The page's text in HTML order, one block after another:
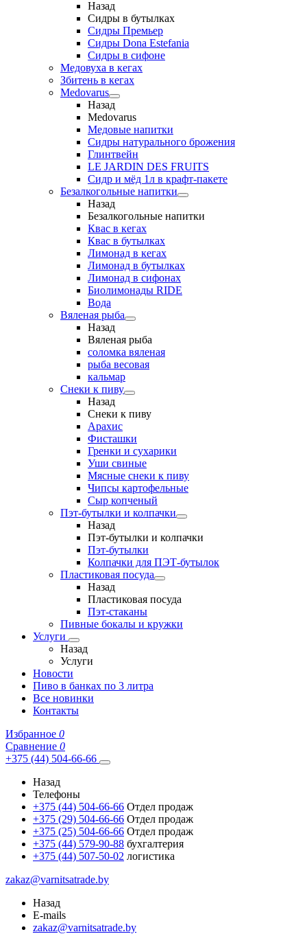
Назад
Сидры в бутылках
Сидры Премьер
Сидры Dona Estefania
Сидры в сифоне
Медовуха в кегах
Збитень в кегах
Medovarus
Назад
Medovarus
Медовые напитки
Сидры натурального брожения
Глинтвейн
LE JARDIN DES FRUITS
Сидр и мёд 1л в крафт-пакете
Безалкогольные напитки
Назад
Безалкогольные напитки
Квас в кегах
Квас в бутылках
Лимонад в кегах
Лимонад в бутылках
Лимонад в сифонах
Биолимонады RIDE
Вода
Вяленая рыба
Назад
Вяленая рыба
соломка вяленая
рыба весовая
кальмар
Снеки к пиву
Назад
Снеки к пиву
Арахис
Фисташки
Гренки и сухарики
Уши свиные
Мясные снеки к пиву
Чипсы картофельные
Сыр копченый
Пэт-бутылки и колпачки
Назад
Пэт-бутылки и колпачки
Пэт-бутылки
Колпачки для ПЭТ-бутылок
Пластиковая посуда
Назад
Пластиковая посуда
Пэт-стаканы
Пивные бокалы и кружки
Услуги
Назад
Услуги
Новости
Пиво в банках по 3 литра
Все новинки
Контакты
Избранное 0
Сравнение 0
+375 (44) 504-66-66
Назад
Телефоны
+375 (44) 504-66-66 Отдел продаж
+375 (29) 504-66-66 Отдел продаж
+375 (25) 504-66-66 Отдел продаж
+375 (44) 579-90-88 бухгалтерия
+375 (44) 507-50-02 логистика
zakaz@varnitsatrade.by
Назад
E-mails
zakaz@varnitsatrade.by